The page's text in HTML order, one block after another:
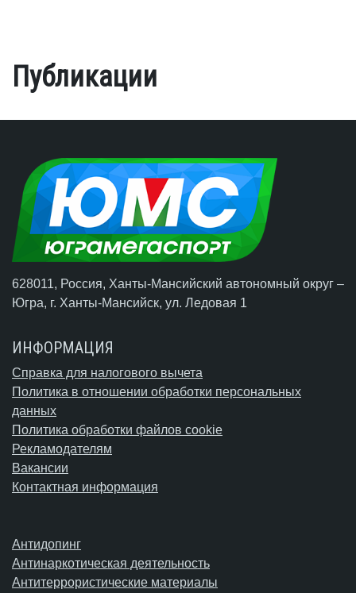
Публикации
628011, Россия, Ханты-Мансийский автономный округ –
Югра, г. Ханты-Мансийск, ул. Ледовая 1
ИНФОРМАЦИЯ
Справка для налогового вычета
Политика в отношении обработки персональных
данных
Политика обработки файлов cookie
Рекламодателям
Вакансии
Контактная информация
Антидопинг
Антинаркотическая деятельность
Антитеррористические материалы